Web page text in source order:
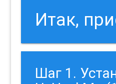
Итак,
Шаг 1.